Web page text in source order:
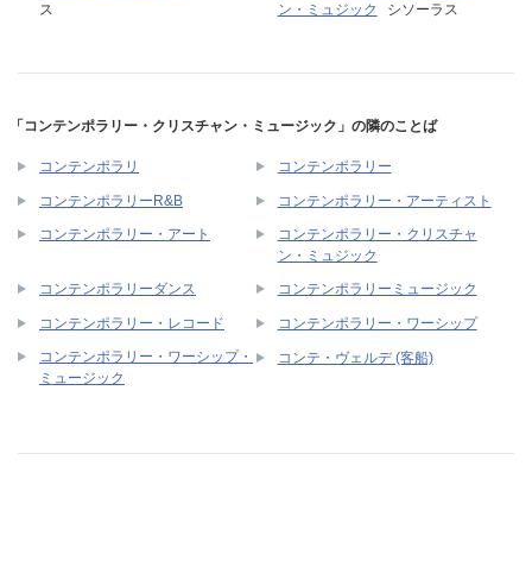
ス
ン・ミュジック
シソーラス
「コンテンポラリー・クリスチャン・ミュージック」の隣のことば
コンテンポラリ コンテンポラリー
コンテンポラリーR&B コンテンポラリー・アーティスト
コンテンポラリー・アート
コンテンポラリー・クリスチャ
ン・ミュジック
コンテンポラリーダンス コンテンポラリーミュージック
コンテンポラリー・レコード
コンテンポラリー・ワーシップ
コンテンポラリー・ワーシップ・
ミュージック
コンテ・ヴェルデ (客船)